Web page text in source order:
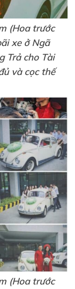
(Hoa trước
xe ở Ngã
Trả cho Tài
và cọc thế
(Hoa trước